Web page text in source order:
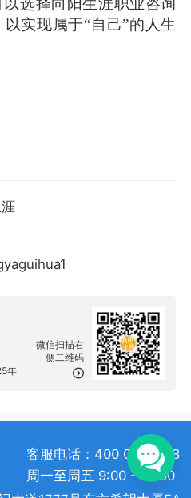
选择向阳生涯职业咨询
实现属于“自己”的人生
微信扫描右
侧二维码
年
客服电话：400 057 1108
周一至周五 9:00 - 18:00